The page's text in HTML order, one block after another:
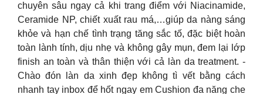
chuyên sâu ngay cả khi trang điểm với Niacinamide,
Ceramide NP, chiết xuất rau má,…giúp da nàng sáng
khỏe và hạn chế tình trạng tăng sắc tố, đặc biệt hoàn
toàn lành tính, dịu nhẹ và không gây mụn, đem lại lớp
finish an toàn và thân thiện với cả làn da treatment. -
Chào đón làn da xinh đẹp không tì vết bằng cách
nhanh tay inbox để hốt ngay em Cushion đa năng che